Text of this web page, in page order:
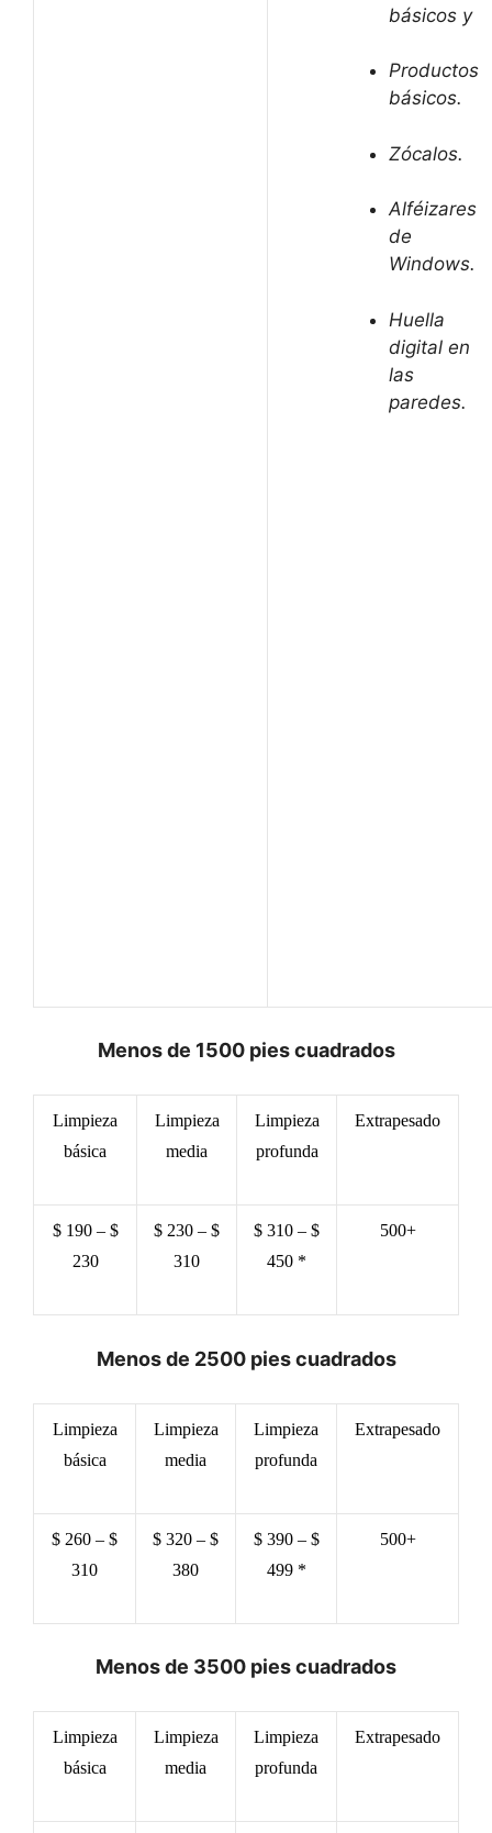
básicos y
Productos
básicos.
Zócalos.
Alféizares
de
Windows.
Huella
digital en
las
paredes.
Menos de 1500 pies cuadrados
Limpieza
básica
Limpieza
media
Limpieza
profunda
Extrapesado
$ 190 – $
230
$ 230 – $
310
$ 310 – $
450 *
500+
Menos de 2500 pies cuadrados
Limpieza
básica
Limpieza
media
Limpieza
profunda
Extrapesado
$ 260 – $
310
$ 320 – $
380
$ 390 – $
499 *
500+
Menos de 3500 pies cuadrados
Limpieza
básica
Limpieza
media
Limpieza
profunda
Extrapesado